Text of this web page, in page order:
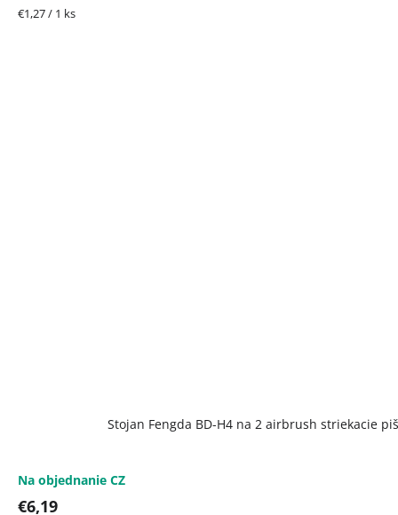
Jednotková
€1,27 / 1 ks
Stojan Fengda BD-H4 na 2 airbrush striekacie
5,0
5
Na objednanie CZ
€6,19